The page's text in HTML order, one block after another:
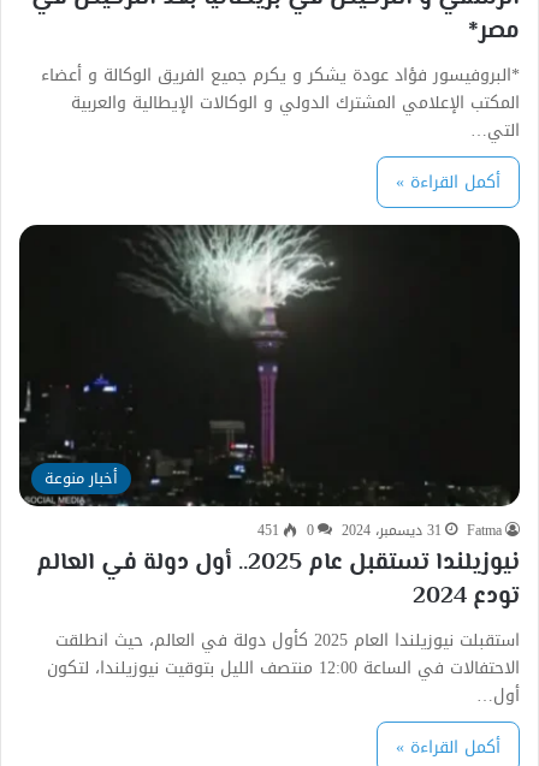
مصر*
*البروفيسور فؤاد عودة يشكر و يكرم جميع الفريق الوكالة و أعضاء
المكتب الإعلامي المشترك الدولي و الوكالات الإيطالية والعربية
التي…
أكمل القراءة »
أخبار منوعة
Fatma 31 ديسمبر، 2024 0
451
نيوزيلندا تستقبل عام 2025.. أول دولة في العالم
تودع 2024
استقبلت نيوزيلندا العام 2025 كأول دولة في العالم، حيث انطلقت
الاحتفالات في الساعة 12:00 منتصف الليل بتوقيت نيوزيلندا، لتكون
أول…
أكمل القراءة »